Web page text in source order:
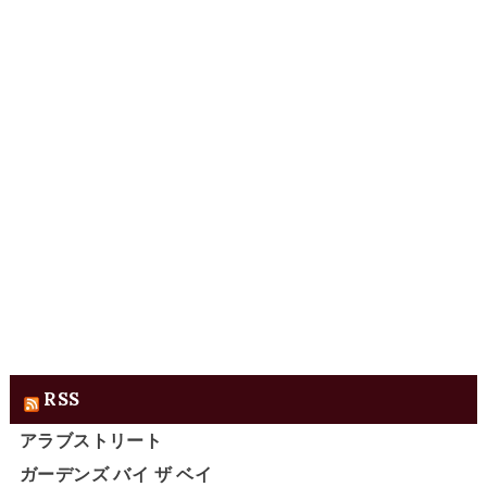
RSS
アラブストリート
ガーデンズ バイ ザ ベイ